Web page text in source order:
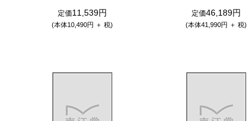
定価11,539円
(本体10,490円 ＋ 税)
定価46,189円
(本体41,990円 ＋ 税)